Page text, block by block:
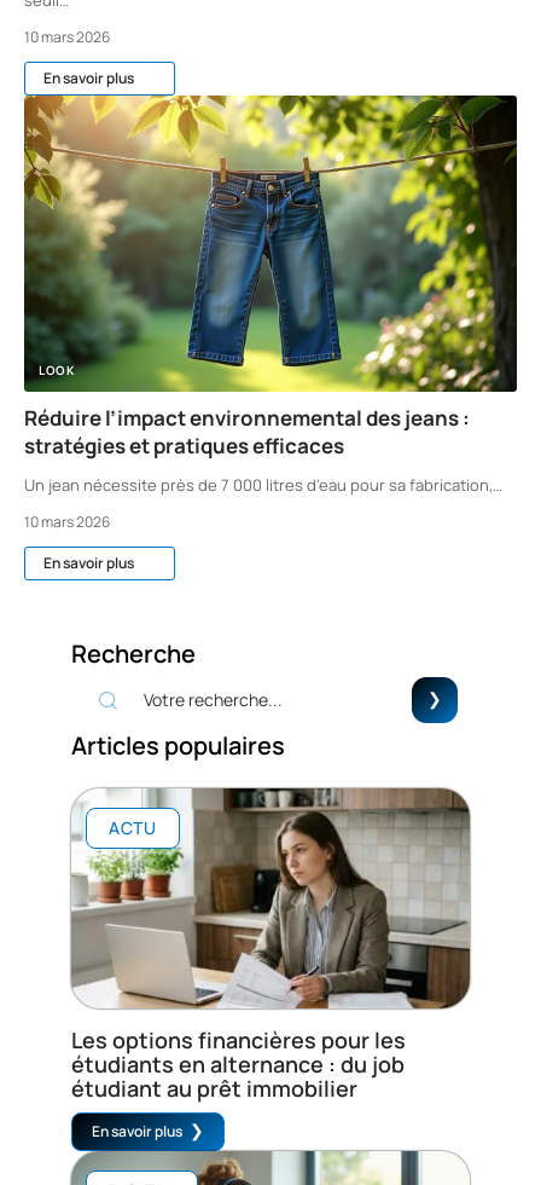
10 mars 2026
En savoir plus
LOOK
Réduire l’impact environnemental des jeans :
stratégies et pratiques efficaces
Un jean nécessite près de 7 000 litres d'eau pour sa fabrication,…
10 mars 2026
En savoir plus
Recherche
Articles populaires
ACTU
Les options financières pour les
étudiants en alternance : du job
étudiant au prêt immobilier
En savoir plus